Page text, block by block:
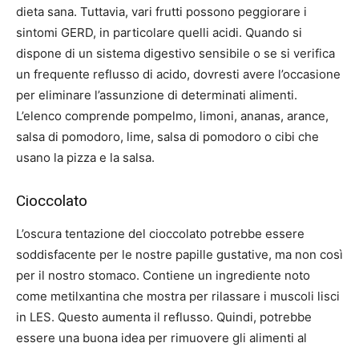
dieta sana. Tuttavia, vari frutti possono peggiorare i
sintomi GERD, in particolare quelli acidi. Quando si
dispone di un sistema digestivo sensibile o se si verifica
un frequente reflusso di acido, dovresti avere l’occasione
per eliminare l’assunzione di determinati alimenti.
L’elenco comprende pompelmo, limoni, ananas, arance,
salsa di pomodoro, lime, salsa di pomodoro o cibi che
usano la pizza e la salsa.
Cioccolato
L’oscura tentazione del cioccolato potrebbe essere
soddisfacente per le nostre papille gustative, ma non così
per il nostro stomaco. Contiene un ingrediente noto
come metilxantina che mostra per rilassare i muscoli lisci
in LES. Questo aumenta il reflusso. Quindi, potrebbe
essere una buona idea per rimuovere gli alimenti al